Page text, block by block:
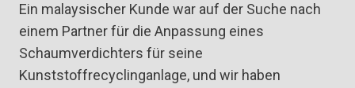
Ein malaysischer Kunde war auf der Suche nach
einem Partner für die Anpassung eines
Schaumverdichters für seine
Kunststoffrecyclinganlage, und wir haben